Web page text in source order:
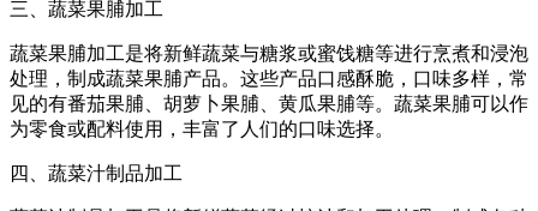
三、蔬菜果脯加工
蔬菜果脯加工是将新鲜蔬菜与糖浆或蜜饯糖等进行烹煮和浸泡
处理，制成蔬菜果脯产品。这些产品口感酥脆，口味多样，常
见的有番茄果脯、胡萝卜果脯、黄瓜果脯等。蔬菜果脯可以作
为零食或配料使用，丰富了人们的口味选择。
四、蔬菜汁制品加工